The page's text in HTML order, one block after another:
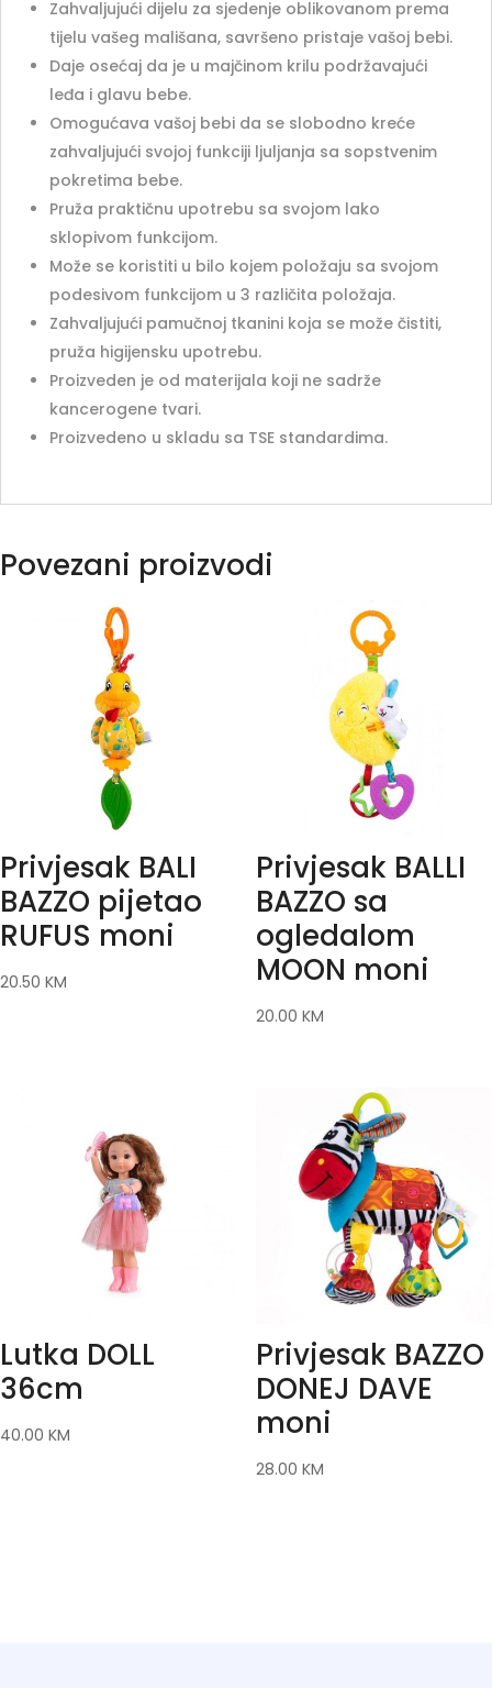
Zahvaljujući dijelu za sjedenje oblikovanom prema
tijelu vašeg mališana, savršeno pristaje vašoj bebi.
Daje osećaj da je u majčinom krilu podržavajući
leđa i glavu bebe.
Omogućava vašoj bebi da se slobodno kreće
zahvaljujući svojoj funkciji ljuljanja sa sopstvenim
pokretima bebe.
Pruža praktičnu upotrebu sa svojom lako
sklopivom funkcijom.
Može se koristiti u bilo kojem položaju sa svojom
podesivom funkcijom u 3 različita položaja.
Zahvaljujući pamučnoj tkanini koja se može čistiti,
pruža higijensku upotrebu.
Proizveden je od materijala koji ne sadrže
kancerogene tvari.
Proizvedeno u skladu sa TSE standardima.
Povezani proizvodi
Privjesak BALI
BAZZO pijetao
RUFUS moni
20.50 KM
Privjesak BALLI
BAZZO sa
ogledalom
MOON moni
20.00 KM
Lutka DOLL
36cm
40.00 KM
Privjesak BAZZO
DONEJ DAVE
moni
28.00 KM